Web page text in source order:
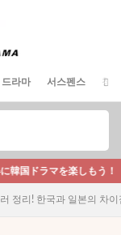
드라마 서스펜스 청춘
を楽しもう！
정리! 한국과 일본의 차